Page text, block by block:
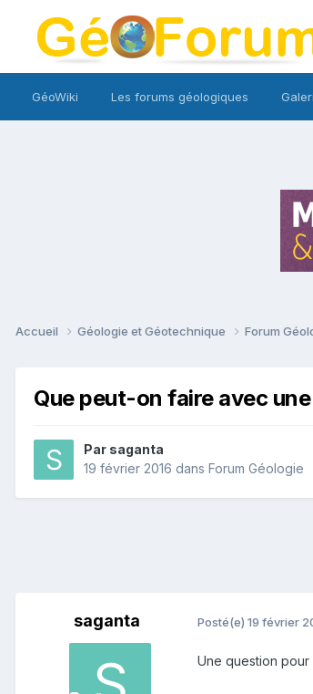
GéoWiki Les forums géologiques
Accueil Géologie et Géotechnique Forum
Que peut-on faire avec
Par saganta
19 février 2016 dans Forum Géologie
saganta Posté(e) 19 février
Une question